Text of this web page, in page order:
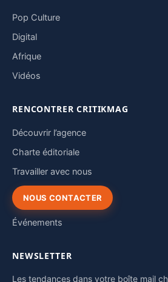
Pop Culture
Digital
Afrique
Vidéos
RENCONTRER CRITIKMAG
Découvrir l’agence
Charte éditoriale
Travailler avec nous
NOUS CONTACTER
Événements
NEWSLETTER
Les tendances dans votre boîte mail